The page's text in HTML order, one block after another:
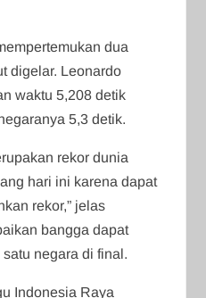
dua
digelar. Leonardo
waktu 5,208 detik
5,3 detik.
rekor dunia
hari ini karena dapat
rekor,” jelas
bangga dapat
negara di final.
Indonesia Raya